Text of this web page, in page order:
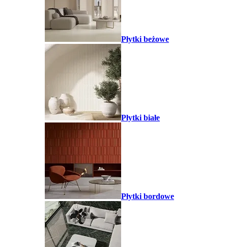
Płytki beżowe
Płytki białe
Płytki bordowe